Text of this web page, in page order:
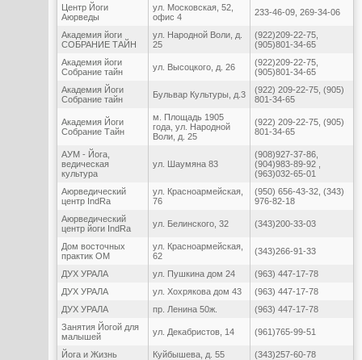
Центр Йоги
Аюрведы
ул. Московская, 52,
офис 4
233-46-09, 269-34-06
Академия йоги
СОБРАНИЕ ТАЙН
ул. Народной Воли, д.
25
(922)209-22-75,
(905)801-34-65
Академия йоги
Собрание тайн
ул. Высоцкого, д. 26
(922)209-22-75,
(905)801-34-65
Академия Йоги
Собрание тайн
Бульвар Культуры, д.3
(922) 209-22-75, (905)
801-34-65
Академия Йоги
Собрание Тайн
м. Площадь 1905
года, ул. Народной
Воли, д. 25
(922) 209-22-75, (905)
801-34-65
АУМ - Йога,
ведическая
культура
ул. Шаумяна 83
(908)927-37-86,
(904)983-89-92 ,
(963)032-65-01
Аюрведический
центр IndRa
ул. Красноармейская,
76
(950) 656-43-32, (343)
976-82-18
Аюрведический
центр йоги IndRa
ул. Белинского, 32 (343)200-33-03
Дом восточных
практик ОМ
ул. Красноармейская,
62
(343)266-91-33
ДУХ УРАЛА ул. Пушкина дом 24
(963) 447-17-78
ДУХ УРАЛА
ул. Хохрякова дом 43
(963) 447-17-78
ДУХ УРАЛА
пр. Ленина 50ж.
(963) 447-17-78
Занятия Йогой для
малышей
ул. Декабристов, 14 (961)765-99-51
Йога и Жизнь Куйбышева, д. 55
(343)257-60-78